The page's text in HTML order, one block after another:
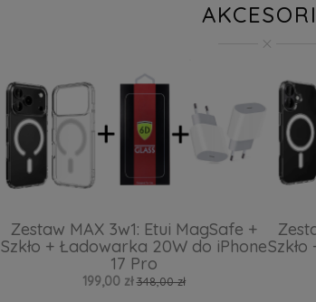
Zestaw MAX 3w1: Etui MagSafe +
Szkło + Ładowarka 20W do iPhone
17 Pro
199,00 zł 348,00 zł